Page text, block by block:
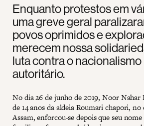
Enquanto protestos em
uma greve geral
povos oprimidos e
merecem nossa
luta contra o
autoritário.
No dia 26 de junho de 2019, Noor Nahar
de 14 anos da aldeia Roumari chapori,
Assam, enforcou-se depois que seu nome